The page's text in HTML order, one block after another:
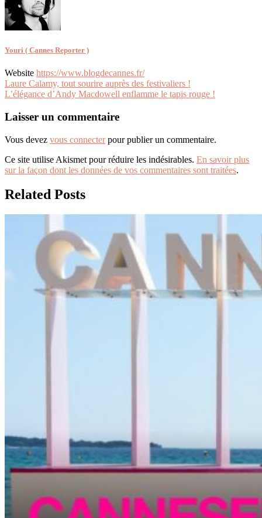
Youri ( Cannes Reporter )
Website https://www.blogdecannes.fr/
Navigation
de
l’article
Laure Calamy, tout sourire auprès des festivaliers !
L’élégance d’Andy Macdowell enflamme le tapis rouge !
Laisser un commentaire
Vous devez vous connecterpour publier un commentaire.
Ce site utilise Akismet pour réduire les indésirables. En savoir plus
sur la façon dont les données de vos commentaires sont traitées.
Related Posts